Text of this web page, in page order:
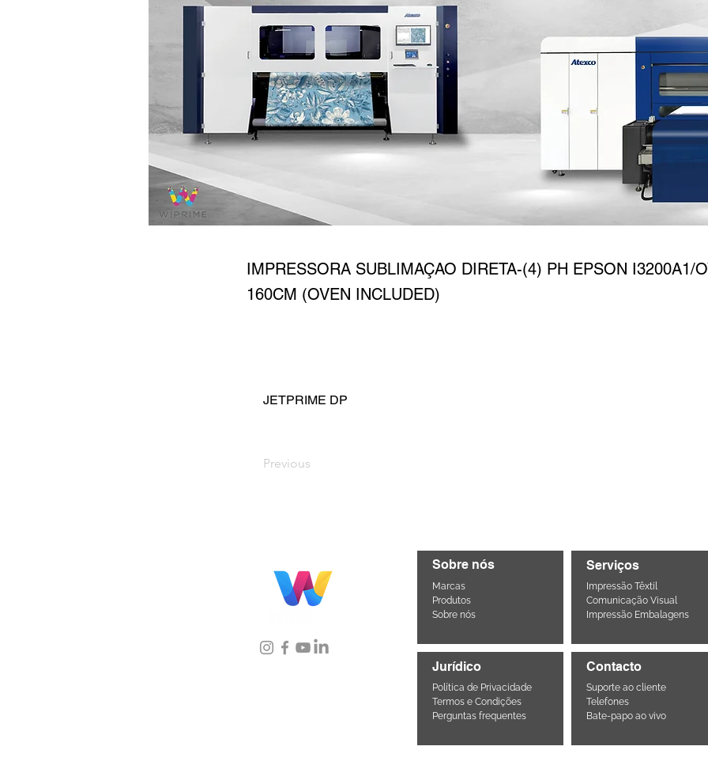
JETPRIME 1604 WD
IMPRESSORA SUBLIMAÇAO DIRETA-(4) PH EPSON I3200A1/
160CM (OVEN INCLUDED)
JETPRIME DP
Previous
Sobre nós
Marcas
Produtos
Sobre nós
Jurídico
Política de Privacidade
Termos e Condições
Perguntas frequentes
Serviços
Impressão Têxtil
Comunicação Visual
Impressão Embalagens
Contacto
Suporte ao cliente
Telefones
Bate-papo ao vivo